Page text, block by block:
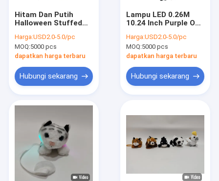
Produk
Tentang kita
Hitam Dan Putih
Halloween Stuffed
Skeleton Plush 0.25m
9.84ft
Harga:USD2.0-5.0/pc
MOQ:5000 pcs
dapatkan harga terbaru
Hubungi sekarang
Lampu LED 0.26M
10.24 Inch Purple Owl
Halloween Cuddly
Toys
Harga:USD2.0-5.0/pc
MOQ:5000 pcs
dapatkan harga terbaru
Hubungi sekarang